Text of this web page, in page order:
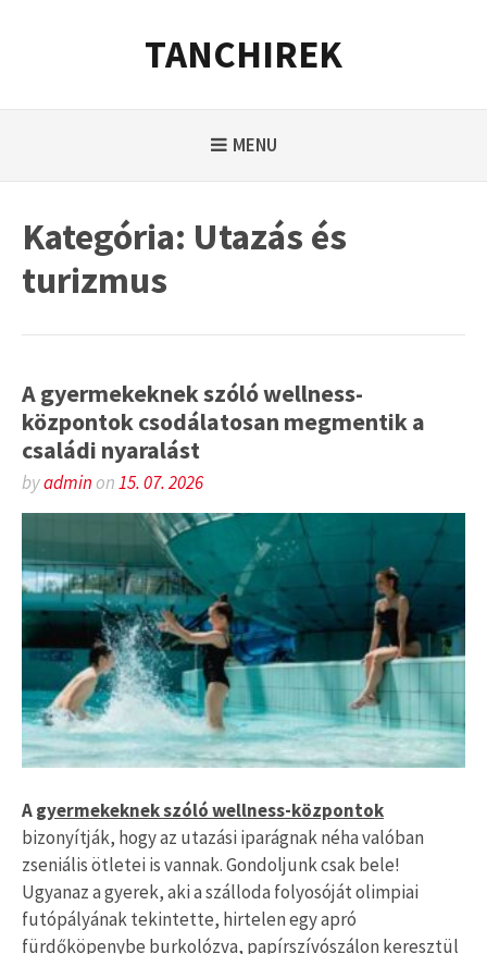
TANCHIREK
MENU
Kategória: Utazás és
turizmus
A gyermekeknek szóló wellness-
központok csodálatosan megmentik a
családi nyaralást
byadminon15. 07. 2026
Agyermekeknek szóló wellness-központok
bizonyítják, hogy az utazási iparágnak néha valóban
zseniális ötletei is vannak. Gondoljunk csak bele!
Ugyanaz a gyerek, aki a szálloda folyosóját olimpiai
futópályának tekintette, hirtelen egy apró
fürdőköpenybe burkolózva, papírszívószálon keresztül